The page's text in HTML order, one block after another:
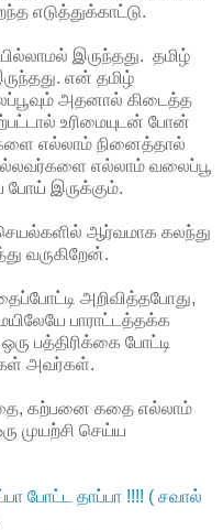
எடுத்துக்காட்டு.
இருந்தது. தமிழ்
என் தமிழ்
அதனால் கிடைத்த
உரிமையுடன் போன்
எல்லாம் நினைத்தால்
எல்லாம் வலைப்பூ
போய் இருக்கும்.
ஆர்வமாக கலந்து
வருகிறேன்.
அறிவித்தபோது,
பாராட்டத்தக்க
பத்திரிக்கை போட்டி
அவர்கள்.
கற்பனை கதை எல்லாம்
முயற்சி செய்ய
போட்ட தாப்பா !!!! ( சவால்